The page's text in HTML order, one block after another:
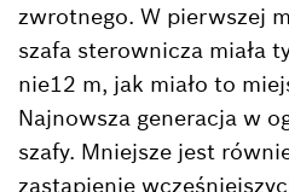
zwrotnego. W pierwszej
szafa sterownicza miała
nie12 m, jak miało to
Najnowsza generacja w
szafy. Mniejsze jest
zastąpienie